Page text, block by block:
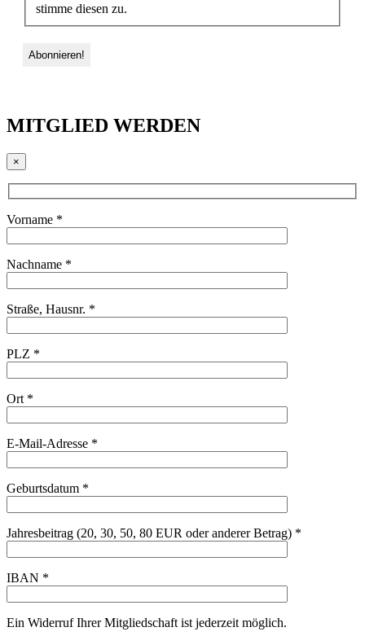
stimme diesen zu.
MITGLIED WERDEN
×
Vorname *
Nachname *
Straße, Hausnr. *
PLZ *
Ort *
E-Mail-Adresse *
Geburtsdatum *
Jahresbeitrag (20, 30, 50, 80 EUR oder anderer Betrag) *
IBAN *
Ein Widerruf Ihrer Mitgliedschaft ist jederzeit möglich.